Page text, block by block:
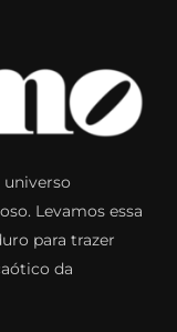
Levamos essa
para trazer
da